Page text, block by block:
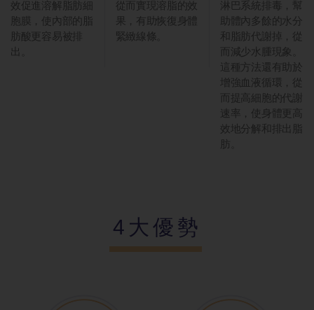
效促進溶解脂肪細
胞膜，使內部的脂
肪酸更容易被排
出。
從而實現溶脂的效
果，有助恢復身體
緊緻線條。
淋巴系統排毒，幫
助體內多餘的水分
和脂肪代謝掉，從
而減少水腫現象。
這種方法還有助於
增強血液循環，從
而提高細胞的代謝
速率，使身體更高
效地分解和排出脂
肪。
4大優勢